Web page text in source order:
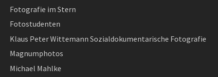
Fotografie im Stern
Fotostudenten
Klaus Peter Wittemann Sozialdokumentarische Fotografie
Magnumphotos
Michael Mahlke